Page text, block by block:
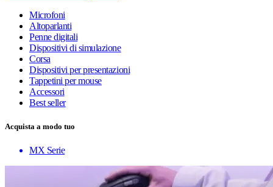
Microfoni
Altoparlanti
Penne digitali
Dispositivi di simulazione
Corsa
Dispositivi per presentazioni
Tappetini per mouse
Accessori
Best seller
Acquista a modo tuo
MX Serie